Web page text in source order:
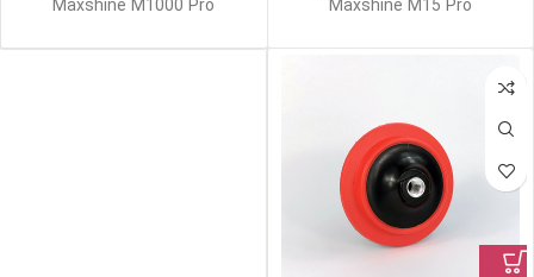
Maxshine M15 Pro
Maxshine M1000 Pro